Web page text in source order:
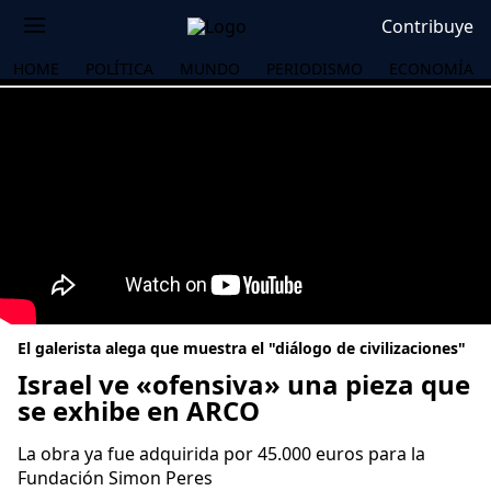
Contribuye
HOME POLÍTICA MUNDO PERIODISMO ECONOMÍA
El galerista alega que muestra el "diálogo de civilizaciones"
Israel ve «ofensiva» una pieza que
se exhibe en ARCO
La obra ya fue adquirida por 45.000 euros para la
Fundación Simon Peres